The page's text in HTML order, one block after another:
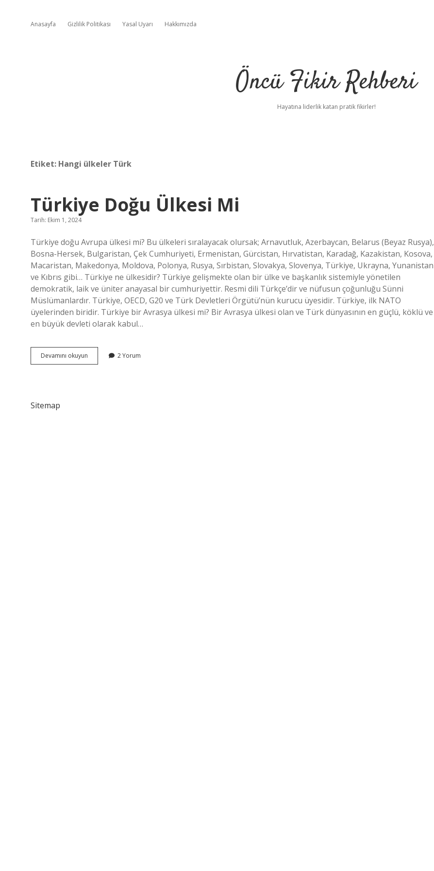
Anasayfa Gizlilik Politikası Yasal Uyarı Hakkımızda
Öncü Fikir Rehberi
Hayatına liderlik katan pratik fikirler!
Etiket: Hangi ülkeler Türk
Türkiye Doğu Ülkesi Mi
Tarih: Ekim 1, 2024
Türkiye doğu Avrupa ülkesi mi? Bu ülkeleri sıralayacak olursak; Arnavutluk, Azerbaycan, Belarus (Beyaz Rusya),
Bosna-Hersek, Bulgaristan, Çek Cumhuriyeti, Ermenistan, Gürcistan, Hırvatistan, Karadağ, Kazakistan, Kosova,
Macaristan, Makedonya, Moldova, Polonya, Rusya, Sırbistan, Slovakya, Slovenya, Türkiye, Ukrayna, Yunanistan
ve Kıbrıs gibi… Türkiye ne ülkesidir? Türkiye gelişmekte olan bir ülke ve başkanlık sistemiyle yönetilen
demokratik, laik ve üniter anayasal bir cumhuriyettir. Resmi dili Türkçe’dir ve nüfusun çoğunluğu Sünni
Müslümanlardır. Türkiye, OECD, G20 ve Türk Devletleri Örgütü’nün kurucu üyesidir. Türkiye, ilk NATO
üyelerinden biridir. Türkiye bir Avrasya ülkesi mi? Bir Avrasya ülkesi olan ve Türk dünyasının en güçlü, köklü ve
en büyük devleti olarak kabul…
Devamını okuyun
Doğu
2 Yorum
Sitemap